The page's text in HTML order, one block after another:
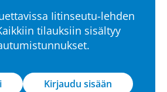
Iitinseutu-lehden
tilauksiin sisältyy
Kirjaudu sisään